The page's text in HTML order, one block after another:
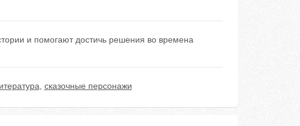
и помогают достичь решения во времена
сказочные персонажи